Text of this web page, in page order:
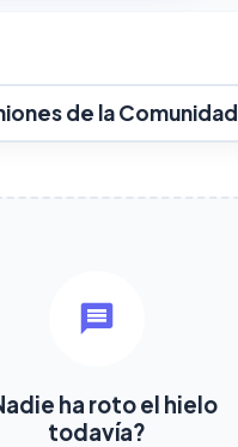
de la Comunidad
ha roto el hielo
todavía?